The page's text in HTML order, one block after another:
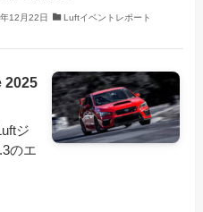
12月22日 Luftイベントレポート
2025
ジ
のエ